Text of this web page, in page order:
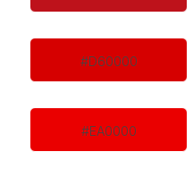
#D60000
#EA0000